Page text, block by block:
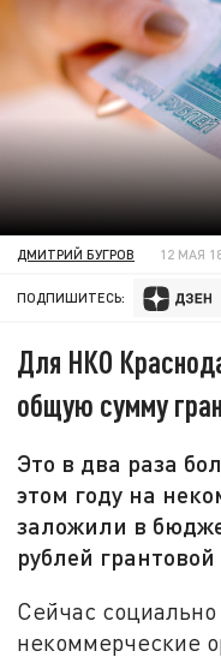
ДМИТРИЙ БУГРОВ 12 МАЯ
ПОДПИШИТЕСЬ:
Для НКО
общую сумму
Это в два раза
этом году на
заложили в
рублей
Сейчас
некоммерческие